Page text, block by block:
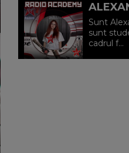
Sunt
sunt
cadrul f...